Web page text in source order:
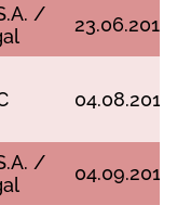
/
23.06.2017
04.08.2017
/
04.09.2017